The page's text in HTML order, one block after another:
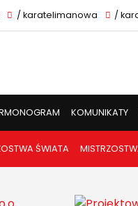
/ karatelimanowa /
KOMUNIKATY
ŚWIATA